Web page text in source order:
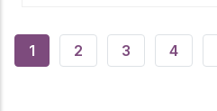
Paginación
Página
1 Page
2 Page
3 Page
4